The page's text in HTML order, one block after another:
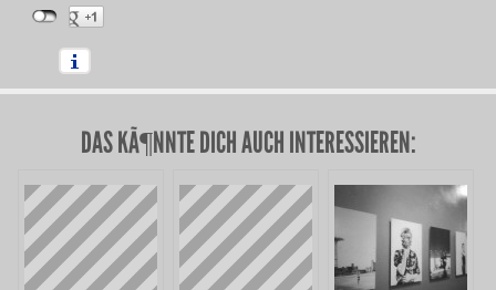
DAS KÃ¶NNTE DICH AUCH INTERESSIEREN: